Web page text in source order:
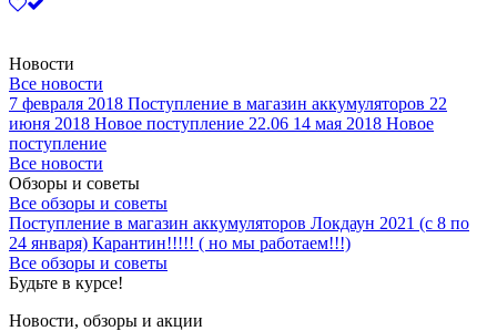
Новости
Все новости
7 февраля 2018 Поступление в магазин аккумуляторов 22
июня 2018 Новое поступление 22.06 14 мая 2018 Новое
поступление
Все новости
Обзоры и советы
Все обзоры и советы
Поступление в магазин аккумуляторов Локдаун 2021 (с 8 по
24 января) Карантин!!!!! ( но мы работаем!!!)
Все обзоры и советы
Будьте в курсе!
Новости, обзоры и акции